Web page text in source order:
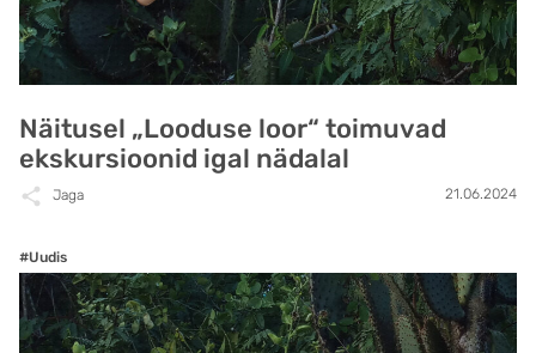
Näitusel „Looduse loor“ toimuvad
ekskursioonid igal nädalal
Jaga 21.06.2024
#Uudis